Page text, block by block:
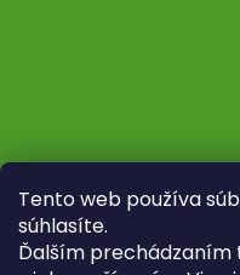
Tento web používa
súhlasíte.
Ďalším prechádzaním